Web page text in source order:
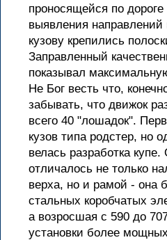
проносящейся по
выявления направлений
кузову крепились
Заправленный
показывал
Не Бог весть что,
забывать, что движок
всего 40 "лошадок".
кузов типа родстер, но
велась разработка
отличалось не только
верха, но и рамой - она
стальных коробчатых
а возросшая с 590 до
установки более